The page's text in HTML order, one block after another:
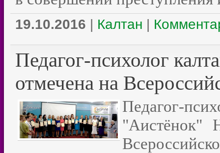
19.10.2016 | Калтан |
Педагог-психолог
отмечена на
Педагог-
"Аистёнок"